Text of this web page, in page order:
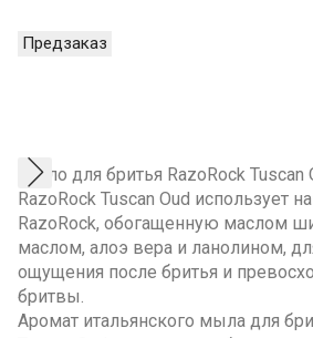
Предзаказ
Мыло для бритья RazoRock Tuscan
RazoRock Tuscan Oud использует
RazoRock, обогащенную маслом
маслом, алоэ вера и ланолином,
ощущения после бритья и
бритвы.
Аромат итальянского мыла для